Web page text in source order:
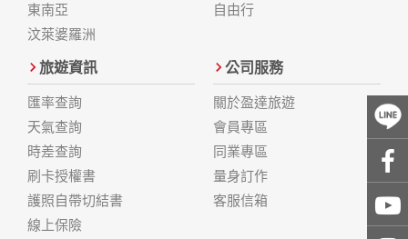
東南亞
汶萊婆羅洲
自由行
旅遊資訊
匯率查詢
天氣查詢
時差查詢
刷卡授權書
護照自帶切結書
線上保險
公司服務
關於盈達旅遊
會員專區
同業專區
量身訂作
客服信箱